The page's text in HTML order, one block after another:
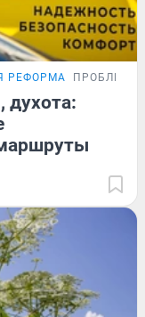
РЕФОРМА ПРОБЛЕМА
духота: